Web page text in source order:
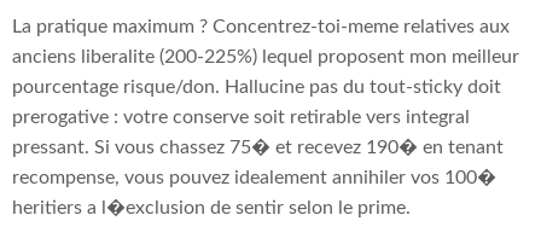
La pratique maximum ? Concentrez-toi-meme relatives aux
anciens liberalite (200-225%) lequel proposent mon meilleur
pourcentage risque/don. Hallucine pas du tout-sticky doit
prerogative : votre conserve soit retirable vers integral
pressant. Si vous chassez 75� et recevez 190� en tenant
recompense, vous pouvez idealement annihiler vos 100�
heritiers a l�exclusion de sentir selon le prime.